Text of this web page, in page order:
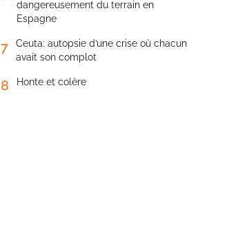
dangereusement du terrain en
Espagne
7
Ceuta: autopsie d’une crise où chacun
avait son complot
8 Honte et colère